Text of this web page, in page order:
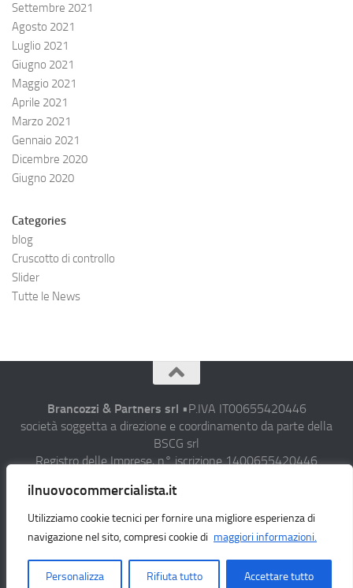
ilnuovocommercialista.it
Utilizziamo cookie tecnici per fornire una migliore esperienza di
navigazione nel sito, compresi cookie di maggiori informazioni.
Personalizza Rifiuta tutto Accettare tutto
Settembre 2021
Agosto 2021
Luglio 2021
Giugno 2021
Maggio 2021
Aprile 2021
Marzo 2021
Gennaio 2021
Dicembre 2020
Giugno 2020
Categories
blog
Cruscotto di controllo
Slider
Tutte le News
Brancozzi & Partners srl •P.IVA IT00655420446
società soggetta a direzione e coordinamento da parte della
BSCG srl
Registro delle Imprese, n° iscrizione 1400655420446
• Fax 0734/608282 • N° verde: 800-911-393
• Email : studio@aicommercialista.it
Privacy policy